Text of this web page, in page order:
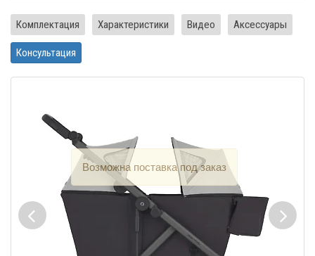
Комплектация Характеристики Видео Аксессуары
Консультация